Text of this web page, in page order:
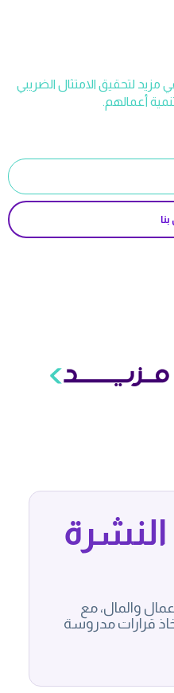
شركة تثق في مزيد لتحقيق الامتثال الضريبي
أعمالهم.
والمال، مع
قرارات مدروسة